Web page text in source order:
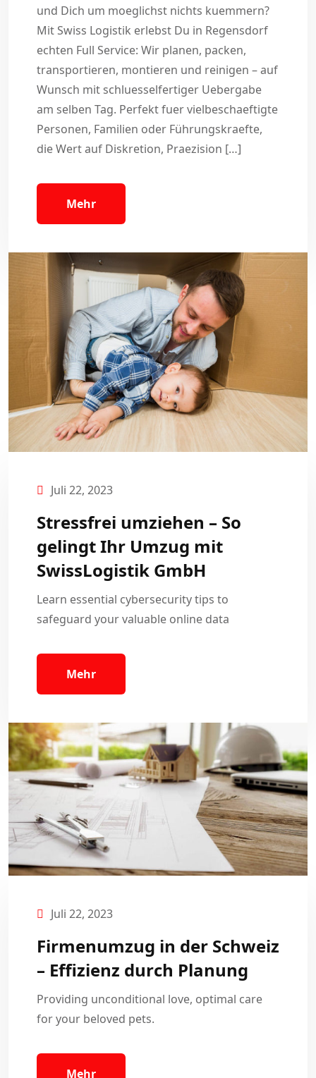
und Dich um moeglichst nichts kuemmern?
Mit Swiss Logistik erlebst Du in Regensdorf
echten Full Service: Wir planen, packen,
transportieren, montieren und reinigen – auf
Wunsch mit schluesselfertiger Uebergabe
am selben Tag. Perfekt fuer vielbeschaeftigte
Personen, Familien oder Führungskraefte,
die Wert auf Diskretion, Praezision […]
Mehr
Juli 22, 2023
Stressfrei umziehen – So
gelingt Ihr Umzug mit
SwissLogistik GmbH
Learn essential cybersecurity tips to
safeguard your valuable online data
Mehr
Juli 22, 2023
Firmenumzug in der Schweiz
– Effizienz durch Planung
Providing unconditional love, optimal care
for your beloved pets.
Mehr